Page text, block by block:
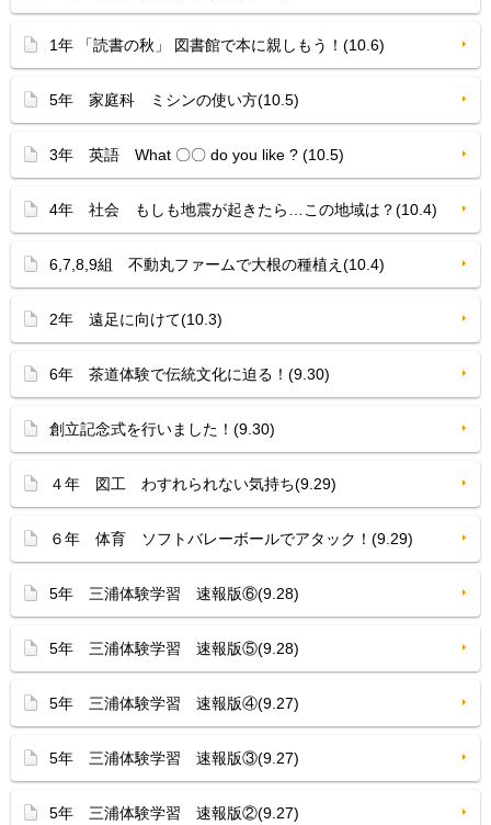
1年 「読書の秋」 図書館で本に親しもう！(10.6)
5年 家庭科 ミシンの使い方(10.5)
3年 英語 What 〇〇 do you like ? (10.5)
4年 社会 もしも地震が起きたら…この地域は？(10.4)
6,7,8,9組 不動丸ファームで大根の種植え(10.4)
2年 遠足に向けて(10.3)
6年 茶道体験で伝統文化に迫る！(9.30)
創立記念式を行いました！(9.30)
４年 図工 わすれられない気持ち(9.29)
６年 体育 ソフトバレーボールでアタック！(9.29)
5年 三浦体験学習 速報版⑥(9.28)
5年 三浦体験学習 速報版⑤(9.28)
5年 三浦体験学習 速報版④(9.27)
5年 三浦体験学習 速報版③(9.27)
5年 三浦体験学習 速報版②(9.27)